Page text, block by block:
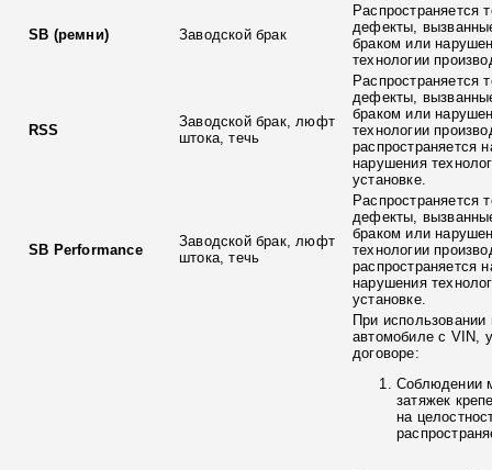
SB (ремни) Заводской брак
Распространяется
дефекты,
браком или
технологии
RSS
Заводской брак, люфт
штока, течь
Распространяется
дефекты,
браком или
технологии
распространяется
нарушения
установке.
SB Performance
Заводской брак, люфт
штока, течь
Распространяется
дефекты,
браком или
технологии
распространяется
нарушения
установке.
При использовании
автомобиле с VIN,
договоре:
Соблюдении
затяжек
на